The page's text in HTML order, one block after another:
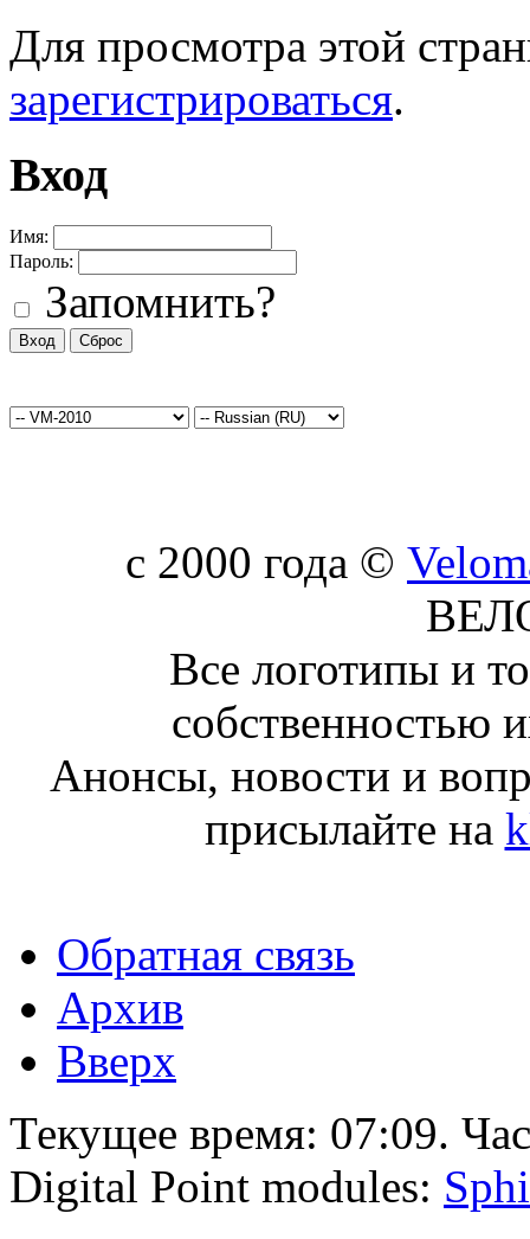
Для просмотра этой
зарегистрироваться.
Вход
Имя:
Пароль:
Запомнить?
c 2000 года ©
Все логотипы и
собственностью
Анонсы, новости и
присылайте на
Обратная связь
Архив
Вверх
Текущее время: 07:09.
Digital Point modules: